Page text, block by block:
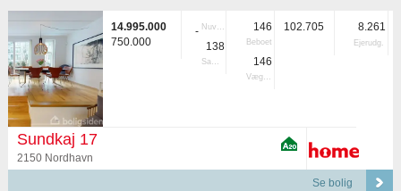
14.995.000
750.000
- Nuvær.
138
Samlet
146
Beboet
146
Vægtet
102.705 8.261
Ejerudg.
Sundkaj 17
2150 Nordhavn
Se bolig